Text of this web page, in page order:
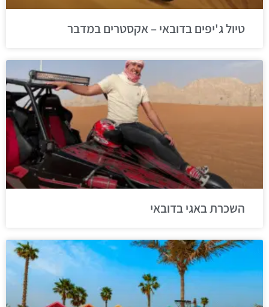
טיול ג'יפים בדובאי – אקסטרים במדבר
השכרת באגי בדובאי